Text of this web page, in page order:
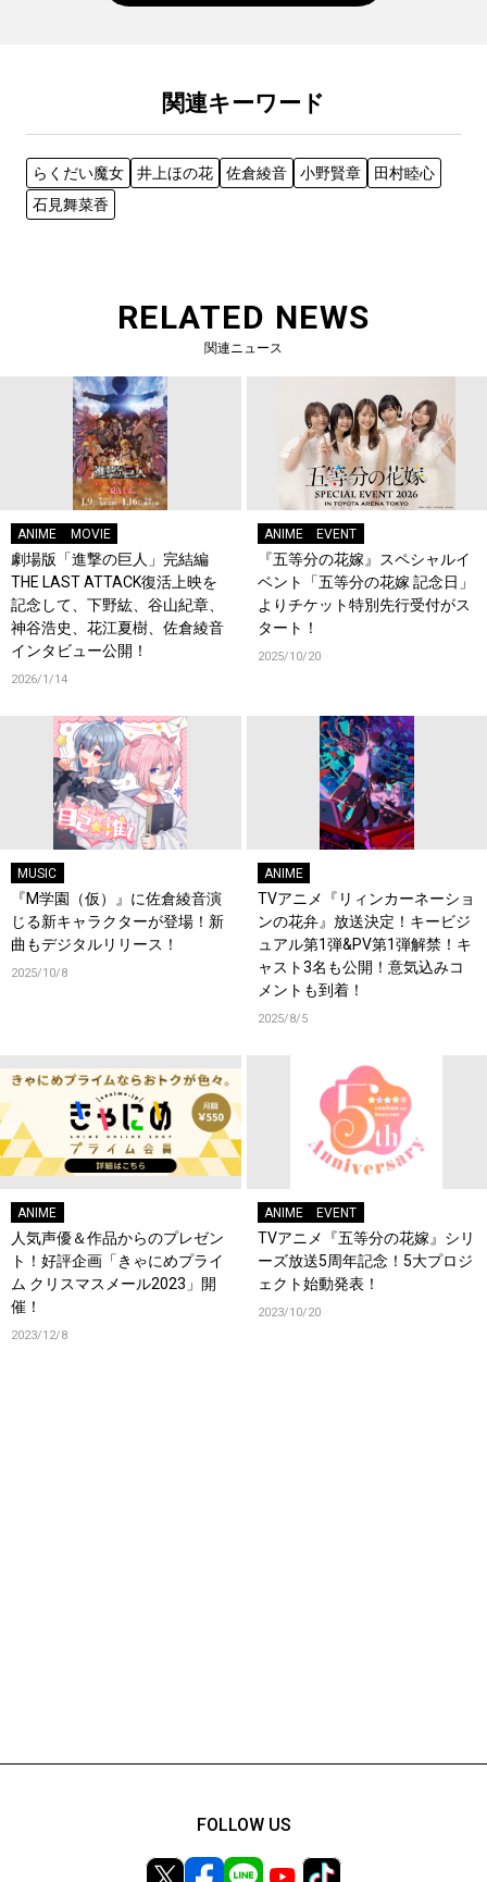
関連キーワード
らくだい魔女 井上ほの花 佐倉綾音 小野賢章
田村睦心
石見舞菜香
RELATED NEWS
関連ニュース
ANIME MOVIE
劇場版「進撃の巨人」完結編
THE LAST ATTACK復活上映を
記念して、下野紘、谷山紀章、
神谷浩史、花江夏樹、佐倉綾音
インタビュー公開！
2026/1/14
ANIME EVENT
『五等分の花嫁』スペシャルイ
ベント「五等分の花嫁 記念日」
よりチケット特別先行受付がス
タート！
2025/10/20
MUSIC
『M学園（仮）』に佐倉綾音演
じる新キャラクターが登場！新
曲もデジタルリリース！
2025/10/8
ANIME
TVアニメ『リィンカーネーショ
ンの花弁』放送決定！キービジ
ュアル第1弾&PV第1弾解禁！キ
ャスト3名も公開！意気込みコ
メントも到着！
2025/8/5
ANIME
人気声優＆作品からのプレゼン
ト！好評企画「きゃにめプライ
ム クリスマスメール2023」開
催！
2023/12/8
ANIME EVENT
TVアニメ『五等分の花嫁』シリ
ーズ放送5周年記念！5大プロジ
ェクト始動発表！
2023/10/20
FOLLOW US